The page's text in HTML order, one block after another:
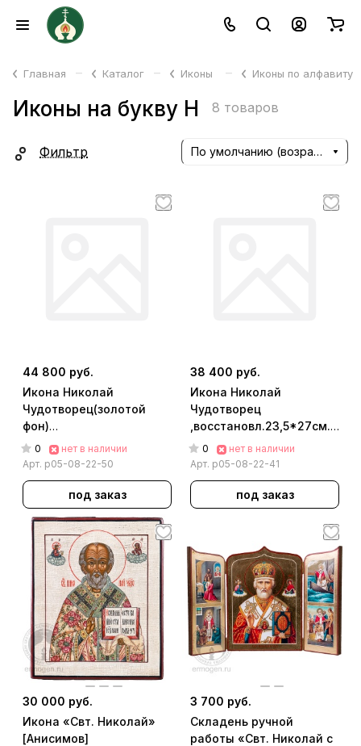
Главная – Каталог – Иконы – Иконы по алфавиту
Иконы на букву Н 8 товаров
Фильтр По умолчанию (возрастание)
44 800 руб.
Икона Николай
Чудотворец(золотой
фон)
восстановлен.30*34см.
(Фокина)
0
нет в наличии
Арт. р05-08-22-50
под заказ
38 400 руб.
Икона Николай
Чудотворец
,восстановл.23,5*27см.
(Фокина)
0
нет в наличии
Арт. р05-08-22-41
под заказ
30 000 руб.
Икона «Свт. Николай»
[Анисимов]
3 700 руб.
Складень ручной
работы «Свт. Николай с